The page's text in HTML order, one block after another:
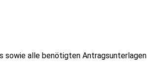
sowie alle benötigten Antragsunterlagen